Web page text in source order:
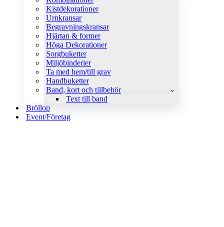
Kistdekorationer
Urnkransar
Begravningskransar
Hjärtan & former
Höga Dekorationer
Sorgbuketter
Miljöbinderier
Ta med hem/till grav
Handbuketter
Band, kort och tillbehör
Text till band
Bröllop
Event/Företag